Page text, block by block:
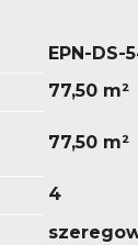
EPN-DS-
77,50 m²
77,50 m²
4